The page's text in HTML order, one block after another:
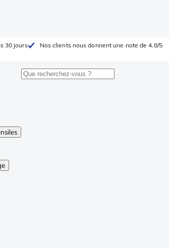
30 jours Nos clients nous donnent une note de 4.8/5